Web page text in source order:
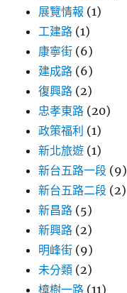
展覽情報 (1)
工建路 (1)
康寧街 (6)
建成路 (6)
復興路 (2)
忠孝東路 (20)
政策福利 (1)
新北旅遊 (1)
新台五路一段 (9)
新台五路二段 (2)
新昌路 (5)
新興路 (2)
明峰街 (9)
未分類 (2)
樟樹一路 (11)